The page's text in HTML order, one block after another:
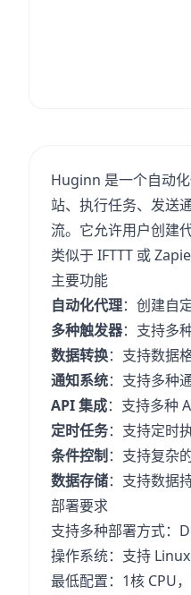
Huginn 是一个自动
站、执行任务、发送
流。它允许用户创建
类似于 IFTTT 或
主要功能
自动化代理：创建自
多种触发器：支持多
数据转换：支持数据
通知系统：支持多种
API 集成：支持多种
定时任务：支持定时
条件控制 ：支持复杂
数据存储：支持数据
部署要求
支持多种部署方式：
操作系统：支持
最低配置：1核 CPU